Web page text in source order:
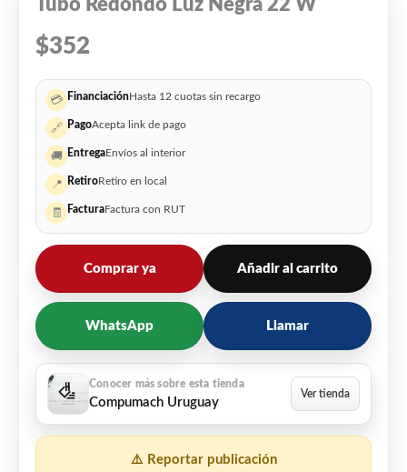
Tubo Redondo Luz Negra 22 W
$352
💳 FinanciaciónHasta 12 cuotas sin recargo
🔗 PagoAcepta link de pago
🚚 EntregaEnvíos al interior
📍 RetiroRetiro en local
🧾 FacturaFactura con RUT
Comprar ya Añadir al carrito
WhatsApp Llamar
Compumach Uruguay
⚠️ Reportar publicación